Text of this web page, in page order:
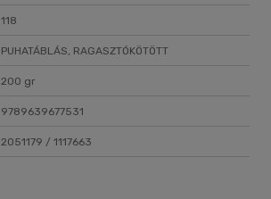
118
PUHATÁBLÁS, RAGASZTÓKÖTÖTT
200 gr
9789639677531
2051179 / 1117663